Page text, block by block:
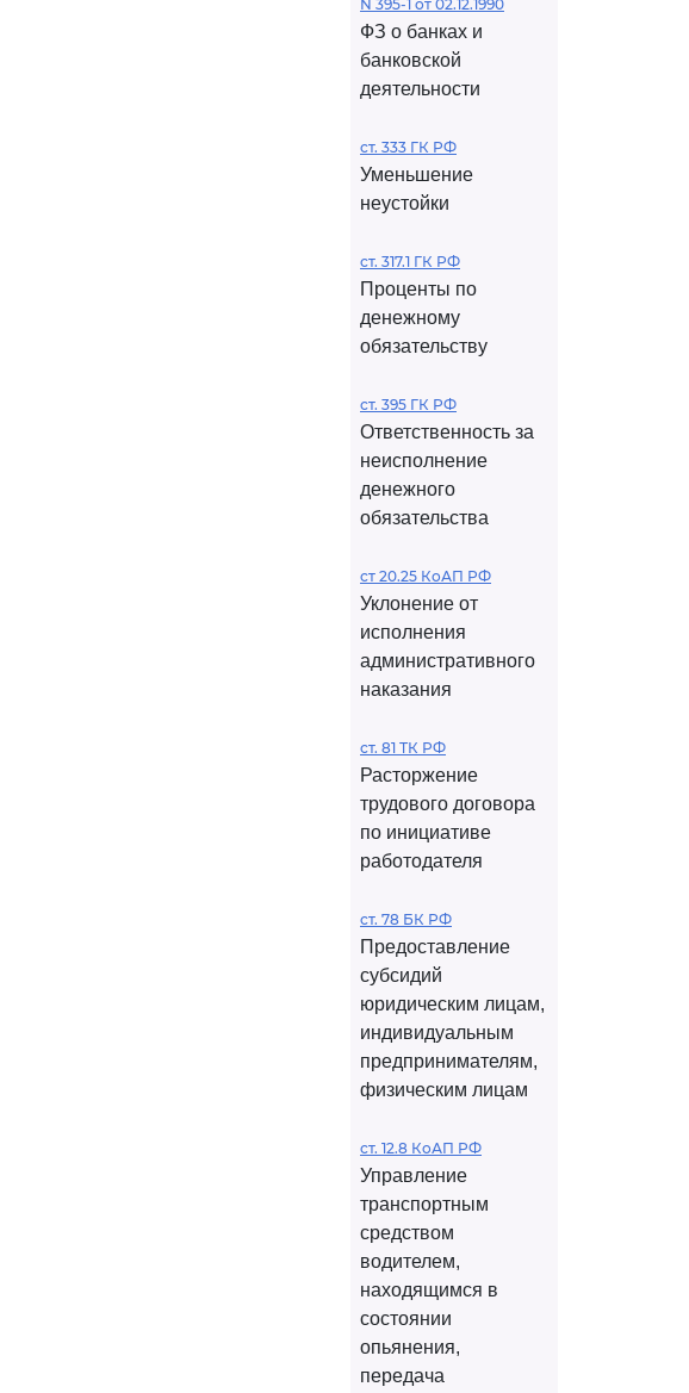
N 395-1 от 02.12.1990
ФЗ о банках и
банковской
деятельности
ст. 333 ГК РФ
Уменьшение
неустойки
ст. 317.1 ГК РФ
Проценты по
денежному
обязательству
ст. 395 ГК РФ
Ответственность за
неисполнение
денежного
обязательства
ст 20.25 КоАП РФ
Уклонение от
исполнения
административного
наказания
ст. 81 ТК РФ
Расторжение
трудового договора
по инициативе
работодателя
ст. 78 БК РФ
Предоставление
субсидий
юридическим лицам,
индивидуальным
предпринимателям,
физическим лицам
ст. 12.8 КоАП РФ
Управление
транспортным
средством
водителем,
находящимся в
состоянии
опьянения,
передача